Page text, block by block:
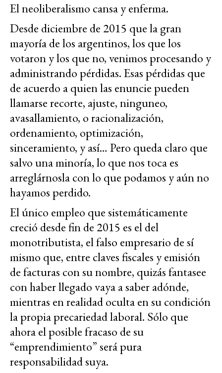
El neoliberalismo cansa y enferma.
Desde diciembre de 2015 que la gran
mayoría de los argentinos, los que los
votaron y los que no, venimos procesando y
administrando pérdidas. Esas pérdidas que
de acuerdo a quien las enuncie pueden
llamarse recorte, ajuste, ninguneo,
avasallamiento, o racionalización,
ordenamiento, optimización,
sinceramiento, y así… Pero queda claro que
salvo una minoría, lo que nos toca es
arreglárnosla con lo que podamos y aún no
hayamos perdido.
El único empleo que sistemáticamente
creció desde fin de 2015 es el del
monotributista, el falso empresario de sí
mismo que, entre claves fiscales y emisión
de facturas con su nombre, quizás fantasee
con haber llegado vaya a saber adónde,
mientras en realidad oculta en su condición
la propia precariedad laboral. Sólo que
ahora el posible fracaso de su
“emprendimiento” será pura
responsabilidad suya.